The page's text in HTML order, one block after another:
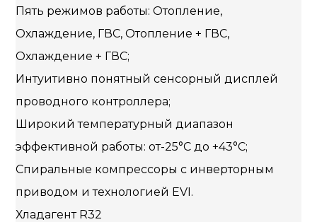
Пять режимов работы: Отопление,
Охлаждение, ГВС, Отопление + ГВС,
Охлаждение + ГВС;
Интуитивно понятный сенсорный дисплей
проводного контроллера;
Широкий температурный диапазон
эффективной работы: от-25°С до +43°С;
Спиральные компрессоры с инверторным
приводом и технологией EVI.
Хладагент R32